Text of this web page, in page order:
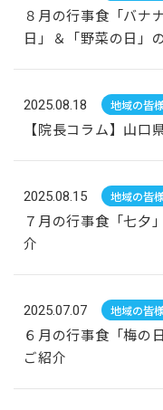
８月の行事食「バナ
日」＆「野菜の日」
2025.08.18 地域の皆
【院長コラム】山口
2025.08.15 地域の皆
７月の行事食「七夕
介
2025.07.07 地域の皆
６月の行事食「梅の
ご紹介